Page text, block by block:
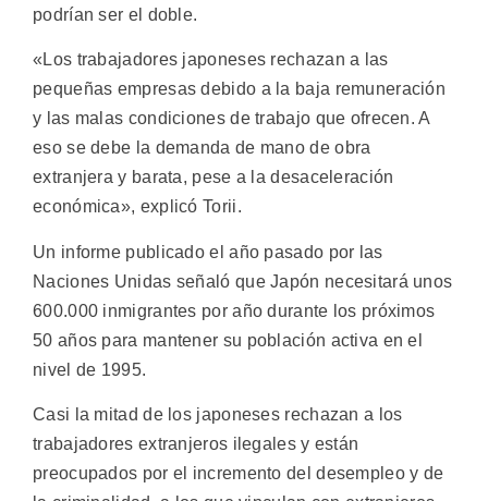
podrían ser el doble.
«Los trabajadores japoneses rechazan a las
pequeñas empresas debido a la baja remuneración
y las malas condiciones de trabajo que ofrecen. A
eso se debe la demanda de mano de obra
extranjera y barata, pese a la desaceleración
económica», explicó Torii.
Un informe publicado el año pasado por las
Naciones Unidas señaló que Japón necesitará unos
600.000 inmigrantes por año durante los próximos
50 años para mantener su población activa en el
nivel de 1995.
Casi la mitad de los japoneses rechazan a los
trabajadores extranjeros ilegales y están
preocupados por el incremento del desempleo y de